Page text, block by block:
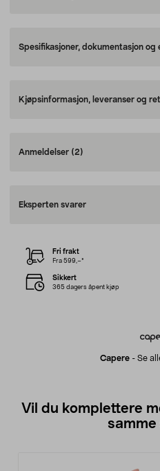
Spesifikasjoner, dokumentasjon og
Kjøpsinformasjon, leveranser og
Anmeldelser (2)
Eksperten svarer
Capere- Se
Fri frakt
Fra 599,–*
Sikkert
365 dagers åpent kjøp
Vil du komplettere
samme